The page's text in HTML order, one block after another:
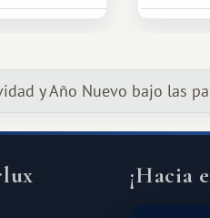
hacer algo
sí algo
África,
y Año Nuevo bajo las
¡Hacia